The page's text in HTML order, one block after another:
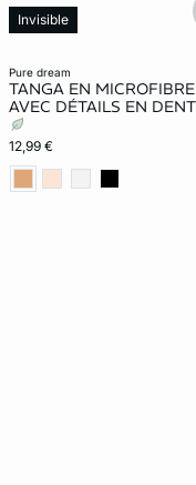
pure dream
TANGA EN MICROFIBRE
AVEC DÉTAILS EN
12,99 €
Invisible